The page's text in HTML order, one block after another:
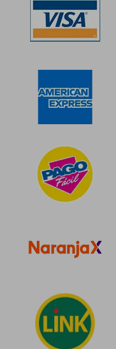
dcto. $ 44.225